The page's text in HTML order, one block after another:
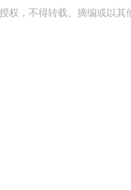
权，不得转载、摘编或以其